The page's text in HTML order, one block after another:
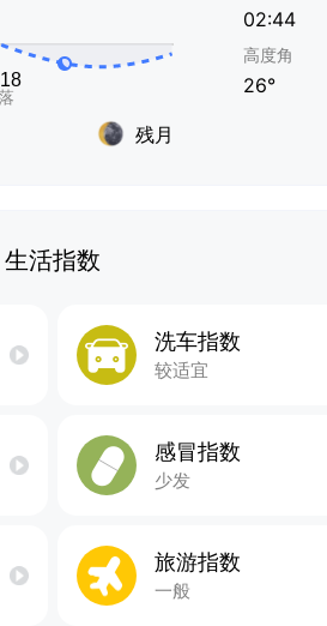
残月
02:44
高度角
26°
生活指数
洗车指数
较适宜
感冒指数
少发
旅游指数
一般